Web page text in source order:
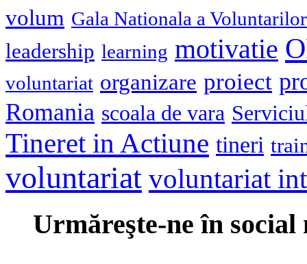
volum Gala Nationala a Voluntarilor
leadership learning motivatie
voluntariat organizare proiect
Romania scoala de vara
Tineret in Actiune tineri
voluntariat voluntariat
Urmăreşte-ne în social